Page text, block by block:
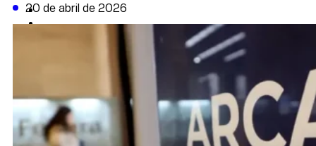
DATA FIRME
DE LA TRIBUNA TV
20 de abril de 2026